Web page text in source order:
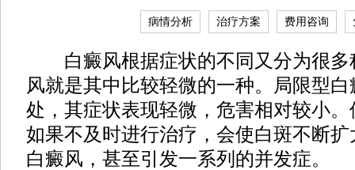
病情分析 治疗方案 费用咨询
白癜风根据症状的不同又分为很多
风就是其中比较轻微的一种。局限型
处，其症状表现轻微，危害相对较小
如果不及时进行治疗，会使白斑不断
白癜风，甚至引发一系列的并发症。